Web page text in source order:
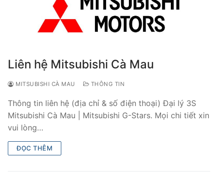
Liên hệ Mitsubishi Cà Mau
MITSUBISHI CÀ MAU THÔNG TIN
Thông tin liên hệ (địa chỉ & số điện thoại) Đại lý 3S
Mitsubishi Cà Mau | Mitsubishi G-Stars. Mọi chi tiết xin
vui lòng…
ĐỌC THÊM